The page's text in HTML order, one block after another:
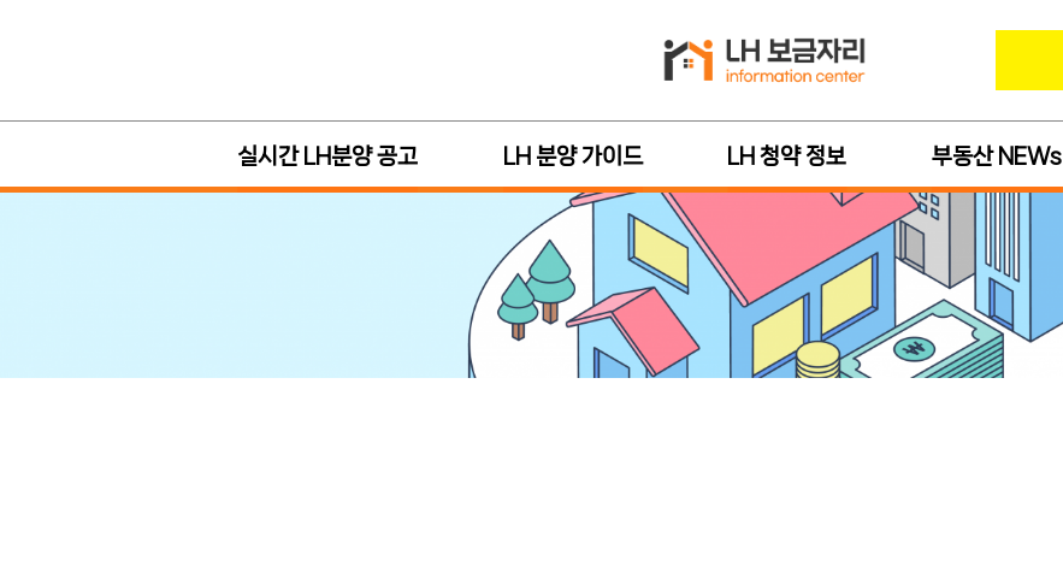
실시간 LH분양 공고 LH 분양 가이드 LH 청약 정보 부동산 NEWs